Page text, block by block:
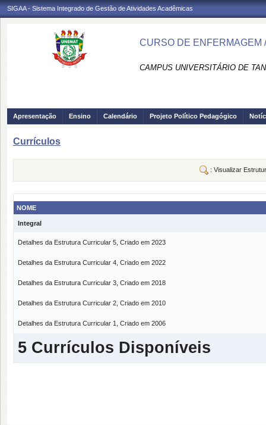
SIGAA - Sistema Integrado de Gestão de Atividades Acadêmicas
CURSO DE ENFERMAGEM
CAMPUS UNIVERSITÁRIO DE
Apresentação Ensino Calendário Projeto Político Pedagógico
Currículos
: Visualizar
NOME
Integral
Detalhes da Estrutura Curricular 5, Criado em 2023
Detalhes da Estrutura Curricular 4, Criado em 2022
Detalhes da Estrutura Curricular 3, Criado em 2018
Detalhes da Estrutura Curricular 2, Criado em 2010
Detalhes da Estrutura Curricular 1, Criado em 2006
5 Currículos Disponíveis